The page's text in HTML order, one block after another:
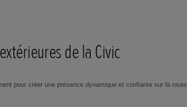
de la Civic
pour créer une présence dynamique et confiante sur la route.